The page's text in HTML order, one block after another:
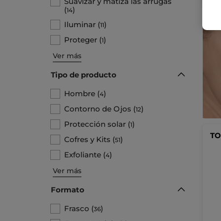
(14)
Iluminar (11)
Proteger (1)
Ver más
Tipo de producto
Hombre (4)
Contorno de Ojos (12)
Protección solar (1)
Cofres y Kits (51)
Exfoliante (4)
Ver más
Formato
Frasco (36)